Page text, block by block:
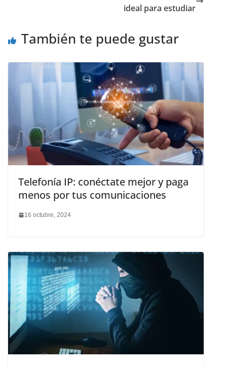
ideal para estudiar
También te puede gustar
Telefonía IP: conéctate mejor y paga
menos por tus comunicaciones
16 octubre, 2024